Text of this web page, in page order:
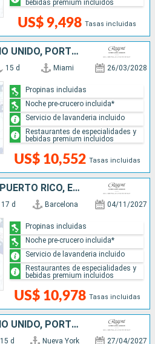
US$ 9,498 Tasas incluidas
bebidas premium incluidos
ESTADOS UNIDOS, REINO UNIDO, PORTUGAL, ESPAÑA
15 d Miami 26/03/2028
US$ 10,552 Tasas incluidas
Propinas incluidas
Noche pre-crucero incluida*
Servicio de lavanderia incluido
Restaurantes de especialidades y
bebidas premium incluidos
ESPAÑA, MARRUECOS, PUERTO RICO, ESTADOS UNIDOS
17 d Barcelona 04/11/2027
US$ 10,978 Tasas incluidas
Propinas incluidas
Noche pre-crucero incluida*
Servicio de lavanderia incluido
Restaurantes de especialidades y
bebidas premium incluidos
ESTADOS UNIDOS, REINO UNIDO, PORTUGAL, ESPAÑA
15 d Nueva York 27/04/2027